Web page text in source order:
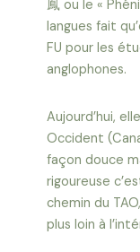
鳳 ou le «
langues fait
FU pour les
anglophones.
Aujourd’hui,
Occident
façon douce
rigoureuse
chemin du
plus loin à